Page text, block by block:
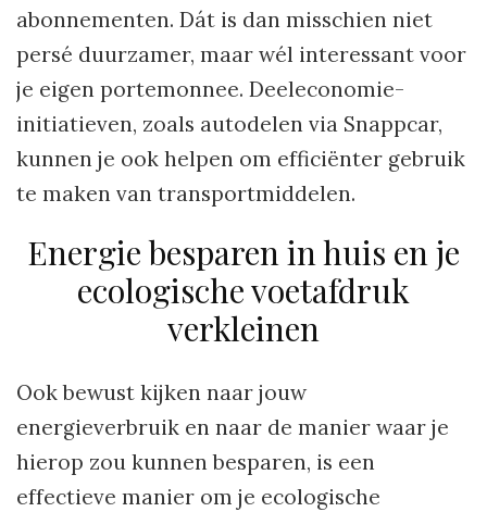
abonnementen. Dát is dan misschien niet
persé duurzamer, maar wél interessant voor
je eigen portemonnee. Deeleconomie-
initiatieven, zoals autodelen via Snappcar,
kunnen je ook helpen om efficiënter gebruik
te maken van transportmiddelen.
Energie besparen in huis en je
ecologische voetafdruk
verkleinen
Ook bewust kijken naar jouw
energieverbruik en naar de manier waar je
hierop zou kunnen besparen, is een
effectieve manier om je ecologische